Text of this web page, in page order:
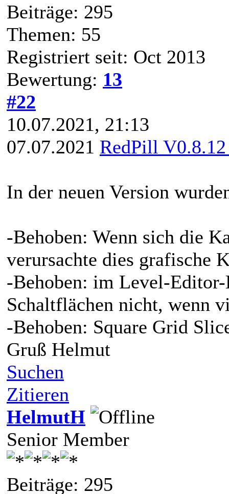
Beiträge: 295
Themen: 55
Registriert seit: Oct 2013
Bewertung: 13
#22
10.07.2021, 21:13
07.07.2021 RedPill
In der neuen Version
-Behoben: Wenn sich die
verursachte dies grafische
-Behoben: im Level-
Schaltflächen nicht, wenn
-Behoben: Square Grid
Gruß Helmut
Suchen
Zitieren
HelmutH
Senior Member
Beiträge: 295